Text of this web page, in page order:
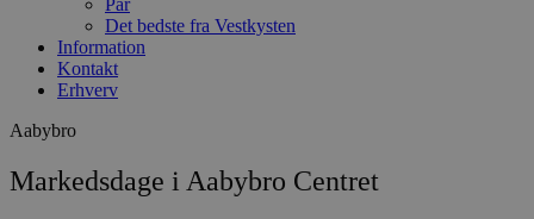
Par
Det bedste fra Vestkysten
Information
Kontakt
Erhverv
Aabybro
Markedsdage i Aabybro Centret